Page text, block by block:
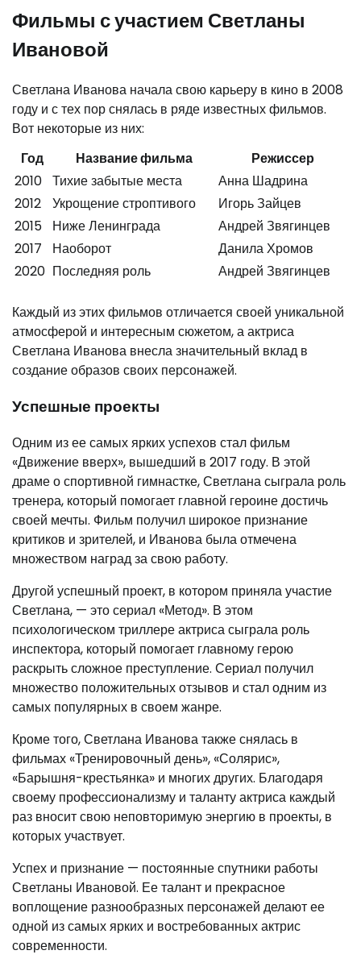
Фильмы с участием Светланы
Ивановой
Светлана Иванова начала свою карьеру в кино в 2008
году и с тех пор снялась в ряде известных фильмов.
Вот некоторые из них:
Год
Название фильма
Режиссер
2010 Тихие забытые места
Анна Шадрина
2012
Укрощение строптивого
Игорь Зайцев
2015
Ниже Ленинграда
Андрей Звягинцев
2017
Наоборот
Данила Хромов
2020 Последняя роль Андрей Звягинцев
Каждый из этих фильмов отличается своей уникальной
атмосферой и интересным сюжетом, а актриса
Светлана Иванова внесла значительный вклад в
создание образов своих персонажей.
Успешные проекты
Одним из ее самых ярких успехов стал фильм
«Движение вверх», вышедший в 2017 году. В этой
драме о спортивной гимнастке, Светлана сыграла роль
тренера, который помогает главной героине достичь
своей мечты. Фильм получил широкое признание
критиков и зрителей, и Иванова была отмечена
множеством наград за свою работу.
Другой успешный проект, в котором приняла участие
Светлана, — это сериал «Метод». В этом
психологическом триллере актриса сыграла роль
инспектора, который помогает главному герою
раскрыть сложное преступление. Сериал получил
множество положительных отзывов и стал одним из
самых популярных в своем жанре.
Кроме того, Светлана Иванова также снялась в
фильмах «Тренировочный день», «Солярис»,
«Барышня-крестьянка» и многих других. Благодаря
своему профессионализму и таланту актриса каждый
раз вносит свою неповторимую энергию в проекты, в
которых участвует.
Успех и признание — постоянные спутники работы
Светланы Ивановой. Ее талант и прекрасное
воплощение разнообразных персонажей делают ее
одной из самых ярких и востребованных актрис
современности.